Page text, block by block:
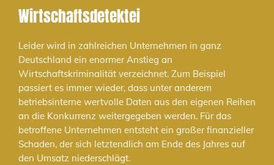
Wirtschaftsdetektei
Leider wird in zahlreichen Unternehmen in ganz
Deutschland ein enormer Anstieg an
Wirtschaftskriminalität verzeichnet. Zum Beispiel
passiert es immer wieder, dass unter anderem
betriebsinterne wertvolle Daten aus den eigenen Reihen
an die Konkurrenz weitergegeben werden. Für das
betroffene Unternehmen entsteht ein großer finanzieller
Schaden, der sich letztendlich am Ende des Jahres auf
den Umsatz niederschlägt.